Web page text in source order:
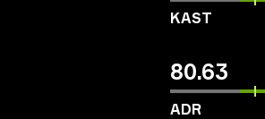
KAST
80.63
ADR